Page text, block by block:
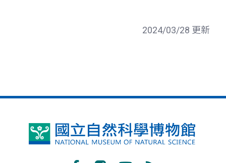
2024/03/28 更新
國